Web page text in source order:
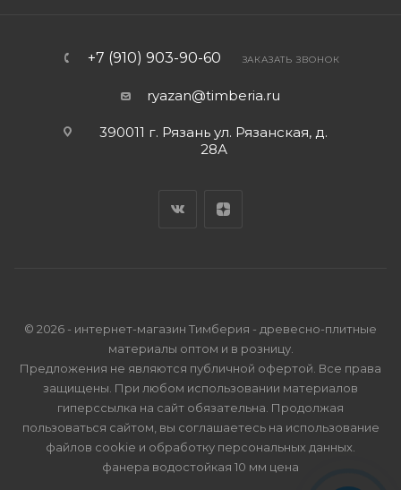
+7 (910) 903-90-60 ЗАКАЗАТЬ ЗВОНОК
ryazan@timberia.ru
390011 г. Рязань ул. Рязанская, д.
28А
© 2026 - интернет-магазин Тимберия - древесно-плитные
материалы оптом и в розницу.
Предложения не являются публичной офертой. Все права
защищены. При любом использовании материалов
гиперссылка на сайт обязательна. Продолжая
пользоваться сайтом, вы соглашаетесь на использование
файлов cookie и обработку персональных данных
фанера водостойкая 10 мм цена